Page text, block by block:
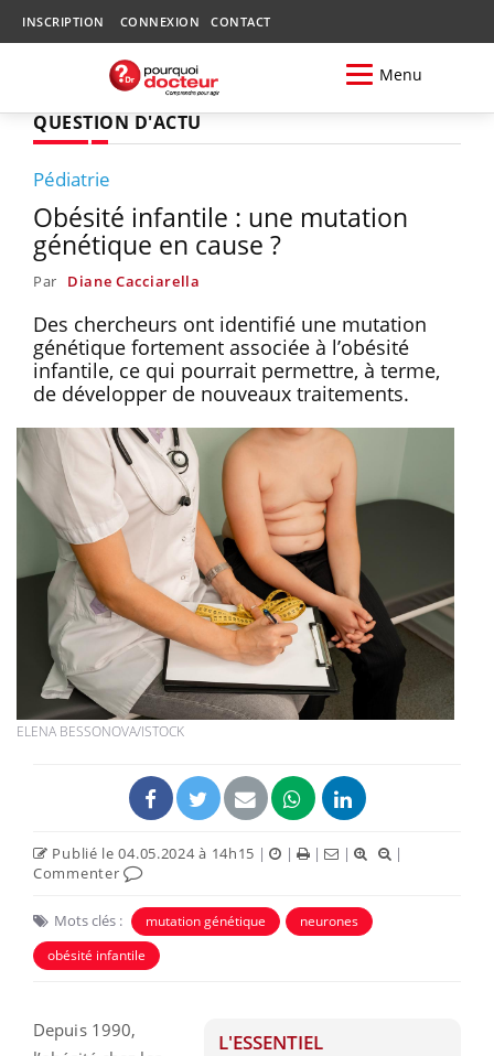
INSCRIPTION CONNEXION CONTACT
Menu
QUESTION D'ACTU
Pédiatrie
Obésité infantile : une mutation
génétique en cause ?
Par Diane Cacciarella
Des chercheurs ont identifié une mutation
génétique fortement associée à l’obésité
infantile, ce qui pourrait permettre, à terme,
de développer de nouveaux traitements.
ELENA BESSONOVA/ISTOCK
Publié le 04.05.2024 à 14h15 | | | |
|
Commenter
Mots clés : mutation génétique
neurones
obésité infantile
L'ESSENTIEL
Depuis 1990,